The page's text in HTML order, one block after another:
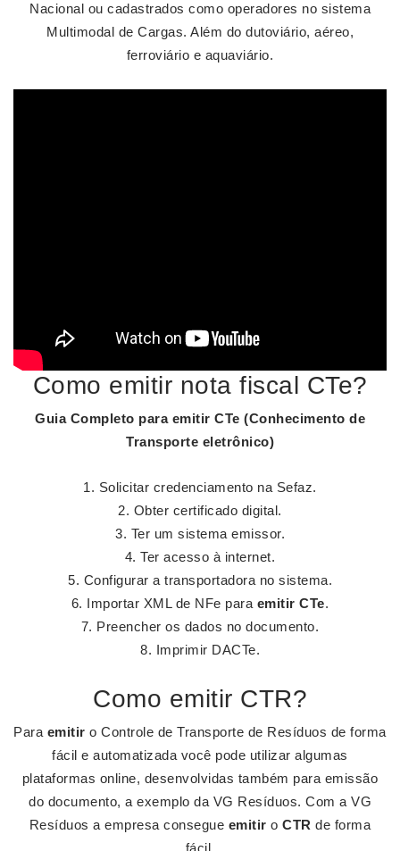
Nacional ou cadastrados como operadores no sistema
Multimodal de Cargas. Além do dutoviário, aéreo,
ferroviário e aquaviário.
Como emitir nota fiscal CTe?
Guia Completo para emitir CTe (Conhecimento de
Transporte eletrônico)
Solicitar credenciamento na Sefaz.
Obter certificado digital.
Ter um sistema emissor.
Ter acesso à internet.
Configurar a transportadora no sistema.
Importar XML de NFe para emitir CTe.
Preencher os dados no documento.
Imprimir DACTe.
Como emitir CTR?
Para emitir o Controle de Transporte de Resíduos de forma
fácil e automatizada você pode utilizar algumas
plataformas online, desenvolvidas também para emissão
do documento, a exemplo da VG Resíduos. Com a VG
Resíduos a empresa consegue emitir oCTR de forma
fácil.